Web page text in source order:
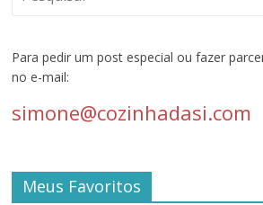
Para pedir um post especial ou fazer
no e-mail:
simone@cozinhadasi.com
Meus Favoritos